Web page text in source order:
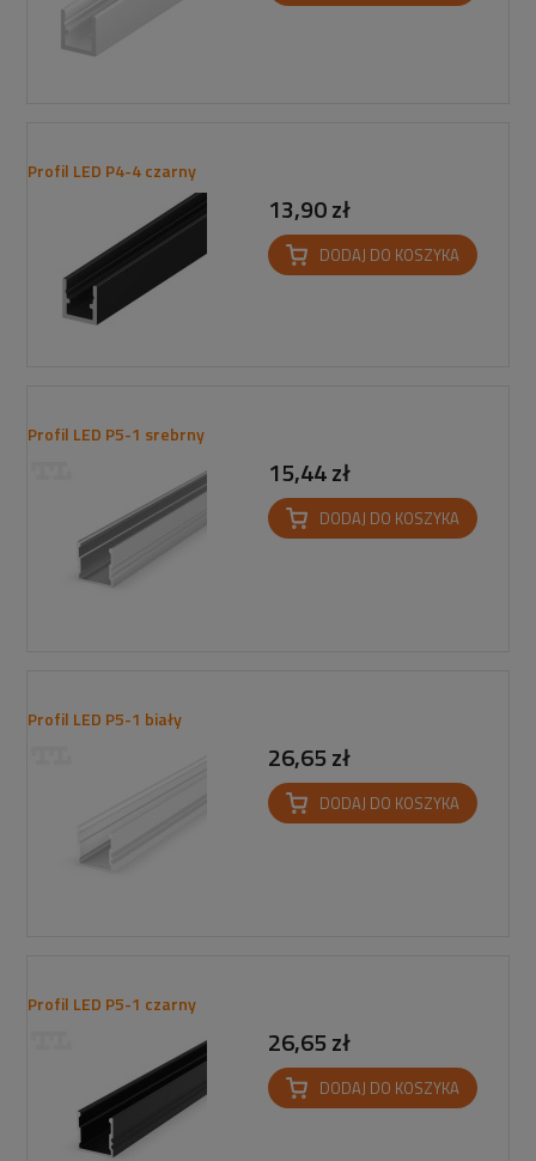
Profil LED P4-4 czarny
13,90 zł
DODAJ DO KOSZYKA
Profil LED P5-1 srebrny
15,44 zł
DODAJ DO KOSZYKA
Profil LED P5-1 biały
26,65 zł
DODAJ DO KOSZYKA
Profil LED P5-1 czarny
26,65 zł
DODAJ DO KOSZYKA